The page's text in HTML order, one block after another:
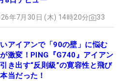
年7月30日 (木) 14時20分 33
アイアンで「90の壁」に悩む
激変！PING『G740』アイアン
き出す“反則級”の寛容性と飛び
当だった！